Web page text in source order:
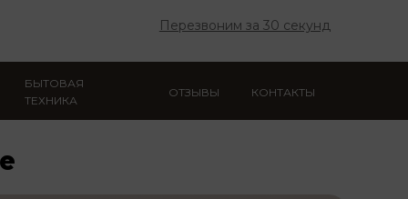
Перезвоним за 30 секунд
БЫТОВАЯ
ТЕХНИКА
ОТЗЫВЫ КОНТАКТЫ